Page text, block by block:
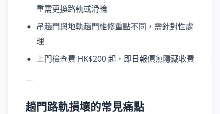
重需更換路軌或滑輪
吊趟門與地軌趟門維修重點不同，需針對性處
理
上門檢查費 HK$200 起，即日報價無隱藏收費
---
趟門路軌損壞的常見痛點